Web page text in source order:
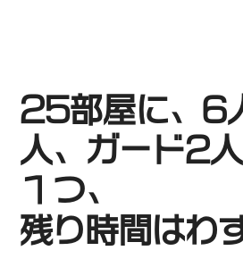
25部屋に、6
人、ガード2
１つ、
残り時間は